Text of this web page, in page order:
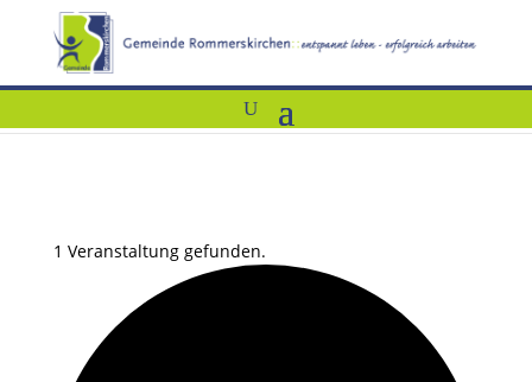
1 Veranstaltung gefunden.